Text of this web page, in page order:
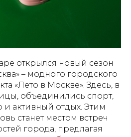
открылся новый сезон
– модного городского
«Лето в Москве». Здесь, в
объединились спорт,
и активный отдых. Этим
станет местом встреч
города, предлагая